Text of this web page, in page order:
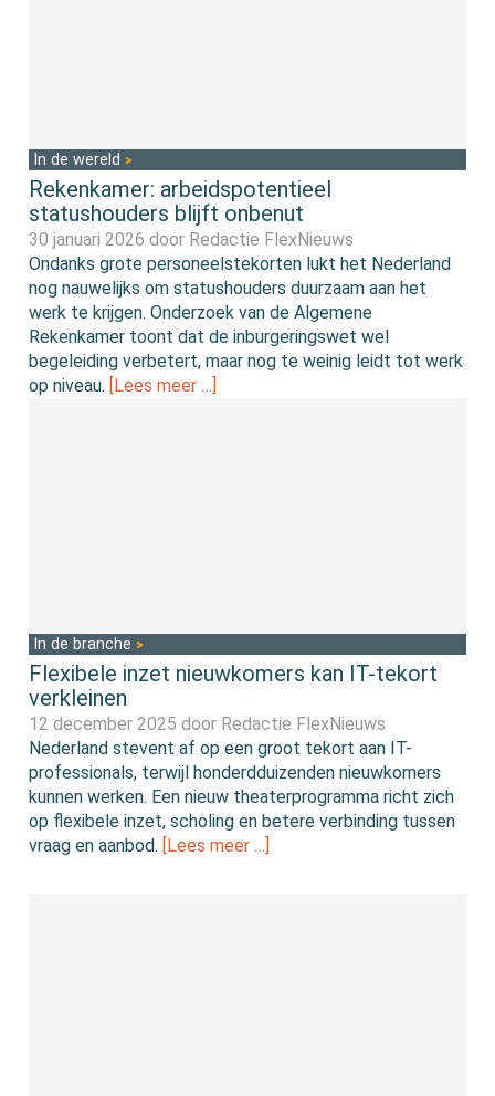
In de wereld
Rekenkamer: arbeidspotentieel
statushouders blijft onbenut
30 januari 2026 door Redactie FlexNieuws
Ondanks grote personeelstekorten lukt het Nederland
nog nauwelijks om statushouders duurzaam aan het
werk te krijgen. Onderzoek van de Algemene
Rekenkamer toont dat de inburgeringswet wel
begeleiding verbetert, maar nog te weinig leidt tot werk
op niveau.
[Lees meer …]
In de branche
Flexibele inzet nieuwkomers kan IT-tekort
verkleinen
12 december 2025 door Redactie FlexNieuws
Nederland stevent af op een groot tekort aan IT-
professionals, terwijl honderdduizenden nieuwkomers
kunnen werken. Een nieuw theaterprogramma richt zich
op flexibele inzet, scholing en betere verbinding tussen
vraag en aanbod. [Lees meer …]